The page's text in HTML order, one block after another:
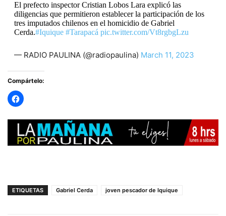
El prefecto inspector Cristian Lobos Lara explicó las
diligencias que permitieron establecer la participación de los
tres imputados chilenos en el homicidio de Gabriel
Cerda.#Iquique #Tarapacá pic.twitter.com/Vt8rgbgLzu
— RADIO PAULINA (@radiopaulina) March 11, 2023
Compártelo:
ETIQUETAS Gabriel Cerda joven pescador de Iquique